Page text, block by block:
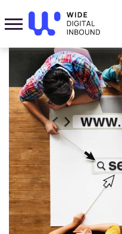
Home»Blog » الأساسية
والتقنيات المتقدمة